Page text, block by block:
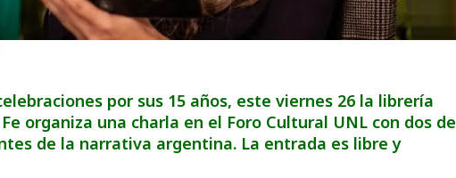
por sus 15 años, este viernes 26 la librería
organiza una charla en el Foro Cultural UNL con dos de
de la narrativa argentina. La entrada es libre y